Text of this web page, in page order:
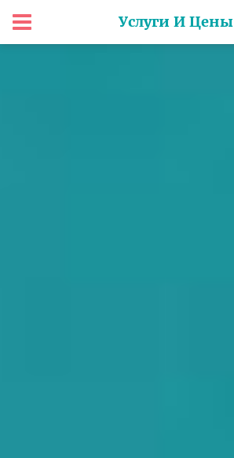
Услуги И Цены